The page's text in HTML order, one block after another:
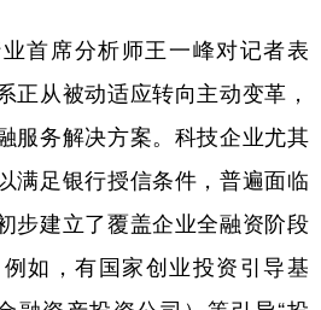
席分析师王一峰对记者表
正从被动适应转向主动变革，
服务解决方案。科技企业尤其
满足银行授信条件，普遍面临
步建立了覆盖企业全融资阶段
如，有国家创业投资引导基